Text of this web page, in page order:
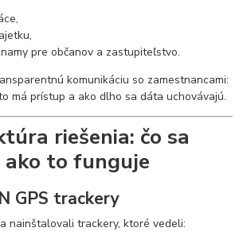
pre občanov a zastupiteľstvo.
komunikáciu so zamestnancami:
má prístup a ako dlho sa dáta uchovávajú.
riešenia: čo sa
to funguje
GPS trackery
nainštalovali trackery, ktoré vedeli: